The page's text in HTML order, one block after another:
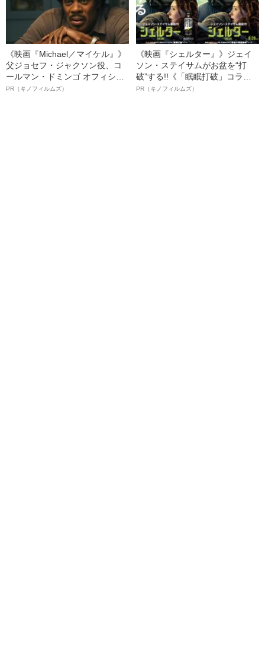
《映画『Michael／マイケル』》
父ジョセフ・ジャクソン役、コ
ールマン・ドミンゴ オフィシャ
ルインタビュー“観客を魅了した
PR（キノフィルムズ）
《映画『シェルター』》ジェイ
ソン・ステイサムがお盆を“打
破”する!!《「眠眠打破」コラ
ボ》
PR（キノフィルムズ）